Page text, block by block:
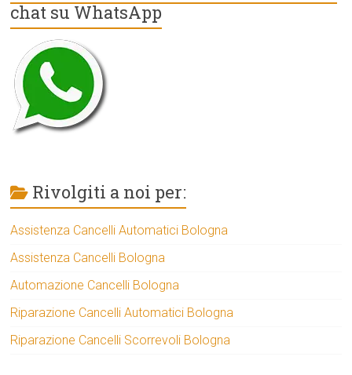
chat su WhatsApp
Rivolgiti a noi per:
Assistenza Cancelli Automatici Bologna
Assistenza Cancelli Bologna
Automazione Cancelli Bologna
Riparazione Cancelli Automatici Bologna
Riparazione Cancelli Scorrevoli Bologna